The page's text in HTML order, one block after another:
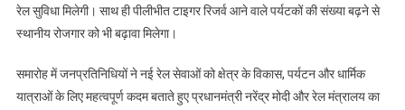
रेल सुविधा मिलेगी। साथ ही पीलीभीत टाइगर रिजर्व आने वाले पर्यटकों की संख्या बढ़ने से
स्थानीय रोजगार को भी बढ़ावा मिलेगा।
समारोह में जनप्रतिनिधियों ने नई रेल सेवाओं को क्षेत्र के विकास, पर्यटन और धार्मिक
यात्राओं के लिए महत्वपूर्ण कदम बताते हुए प्रधानमंत्री नरेंद्र मोदी और रेल मंत्रालय का